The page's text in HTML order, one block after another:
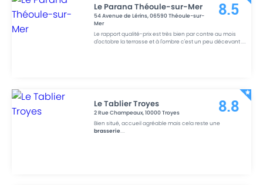
Le Parana Théoule-sur-Mer
54 Avenue de Lérins,06590Théoule-sur-
Mer
Le rapport qualité-prix est très bien par contre au mois
d'octobre la terrasse et à l'ombre c'est un peu décevant ....
8.5
Le Tablier Troyes
2 Rue Champeaux,10000Troyes
Bien situé, accueil agréable mais cela reste une
brasserie....
8.8